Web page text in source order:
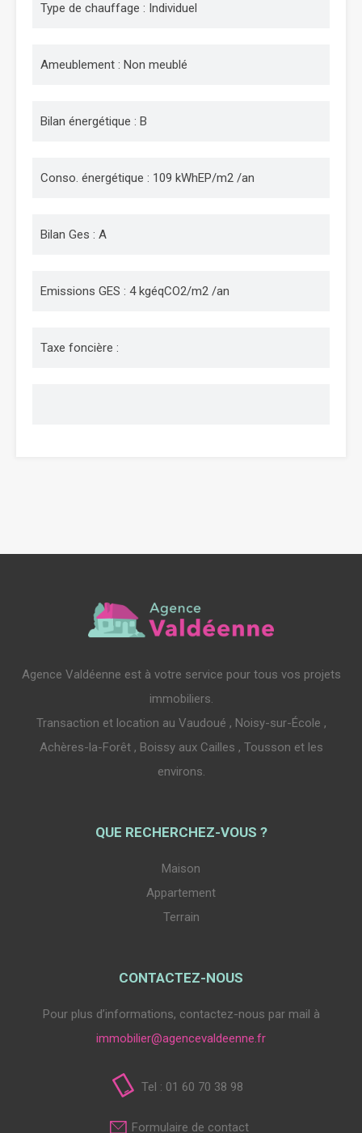
Type de chauffage : Individuel
Ameublement : Non meublé
Bilan énergétique : B
Conso. énergétique : 109 kWhEP/m2 /an
Bilan Ges : A
Emissions GES : 4 kgéqCO2/m2 /an
Taxe foncière :
Agence Valdéenne est à votre service pour tous vos projets
immobiliers.
Transaction et location au Vaudoué , Noisy-sur-École ,
Achères-la-Forêt , Boissy aux Cailles , Tousson et les
environs.
QUE RECHERCHEZ-VOUS ?
Maison
Appartement
Terrain
CONTACTEZ-NOUS
Pour plus d’informations, contactez-nous par mail à
immobilier@agencevaldeenne.fr
Tel : 01 60 70 38 98
Formulaire de contact